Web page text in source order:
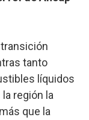
tanto
líquidos
región la
que la